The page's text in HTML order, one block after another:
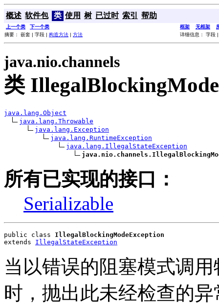
概述 软件包 类 使用 树 已过时 索引 帮助
上一个类 下一个类 框架 无框架
摘要： 嵌套 | 字段 | 构造方法 | 方法 详细信息： 字段
java.nio.channels
类
java.lang.Object
java.lang.Throwable
java.lang.Exception
java.lang.RuntimeException
java.lang.IllegalStateException
所有已实现的接口：
Serializable
public class IllegalBlockingModeException
extends IllegalStateException
当以错误的阻塞模式调
时，抛出此未经检查的异